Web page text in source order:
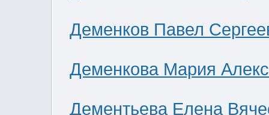
Деменков Павел
Деменкова Мария
Дементьева Елена